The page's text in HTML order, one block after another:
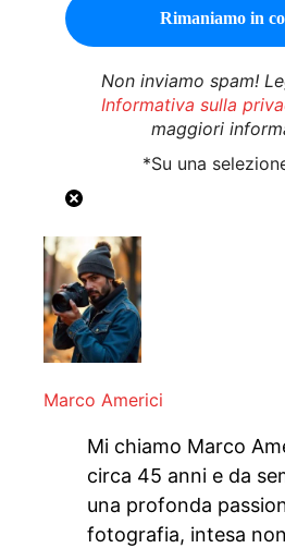
Non inviamo spam!
Informativa sulla
maggiori
*Su una
Marco Americi
Mi chiamo Marco
circa 45 anni e da
una profonda
fotografia, intesa